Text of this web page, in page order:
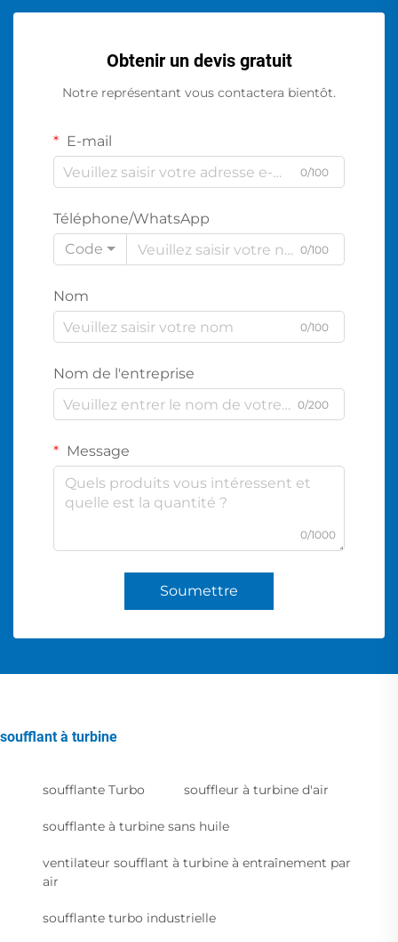
Obtenir un devis gratuit
Notre représentant vous contactera bientôt.
E-mail
0/100
Téléphone/WhatsApp
Code
0/100
Nom
0/100
Nom de l'entreprise
0/200
Message
0/1000
Soumettre
soufflant à turbine
soufflante Turbo souffleur à turbine d'air
soufflante à turbine sans huile
ventilateur soufflant à turbine à entraînement par
air
soufflante turbo industrielle